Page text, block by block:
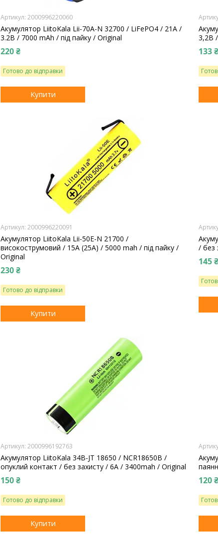
2000996220060
Акумулятор LiitoKala Lii-70A-N 32700 / LiFePO4 / 21А /
3.2В / 7000 mАh / під пайку / Original
220 ₴
Готово до відправки
Купити
3,2В
133 ₴
2000996220091
Акумулятор LiitoKala Lii-50E-N 21700 /
високострумовий / 15А (25A) / 5000 mah / під пайку /
Original
230 ₴
Готово до відправки
Купити
/ без
145 ₴
2000996192763
Акумулятор LiitoKala 34B-JT 18650 / NCR18650B /
опуклий контакт / без захисту / 6A / 3400mah / Original
150 ₴
Готово до відправки
Купити
120 ₴